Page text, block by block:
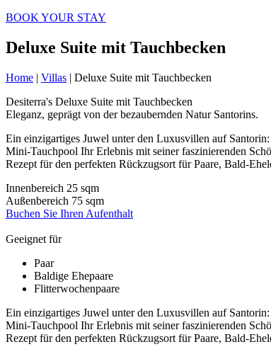
BOOK YOUR STAY
Deluxe Suite mit Tauchbecken
Home | Villas | Deluxe Suite mit Tauchbecken
Desiterra's Deluxe Suite mit Tauchbecken
Eleganz, geprägt von der bezaubernden Natur Santorins.
Ein einzigartiges Juwel unter den Luxusvillen auf
Mini-Tauchpool Ihr Erlebnis mit seiner faszinierenden
Rezept für den perfekten Rückzugsort für Paare, Bald-
Innenbereich 25 sqm
Außenbereich 75 sqm
Buchen Sie Ihren Aufenthalt
Geeignet für
Paar
Baldige Ehepaare
Flitterwochenpaare
Ein einzigartiges Juwel unter den Luxusvillen auf
Mini-Tauchpool Ihr Erlebnis mit seiner faszinierenden
Rezept für den perfekten Rückzugsort für Paare, Bald-